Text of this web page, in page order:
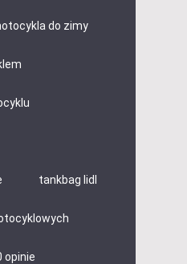
do zimy
tankbag lidl
opinie